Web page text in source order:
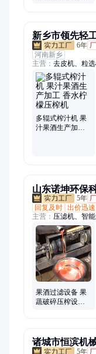
新乡市领先轻
6年 厂
河南新乡
主营： 去皮机、粒
压榨机、除梗机、
机、榨汁一体机、
红毛丹剥壳机、香
多辊式榨汁机 果
汁果酒生产加工
山东诺坤环保
5年 厂
回复及时 出价迅速
主营： 压滤机、智
机、带式果汁压榨
机、污泥深度处理
机、皮带输送机、
机、刮泥机、超高
皮带脱水机、真空
式果蔬压榨生产线
果酒过滤设备 果
蔬破碎压榨设备
诸城市恒滨机
5年 厂